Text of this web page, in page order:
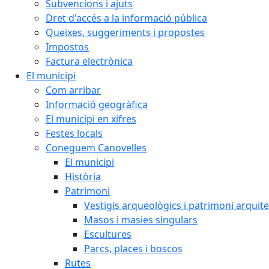
Subvencions i ajuts
Dret d'accés a la informació pública
Queixes, suggeriments i propostes
Impostos
Factura electrònica
El municipi
Com arribar
Informació geogràfica
El municipi en xifres
Festes locals
Coneguem Canovelles
El municipi
Història
Patrimoni
Vestigis arqueològics i patrimoni
Masos i masies singulars
Escultures
Parcs, places i boscos
Rutes